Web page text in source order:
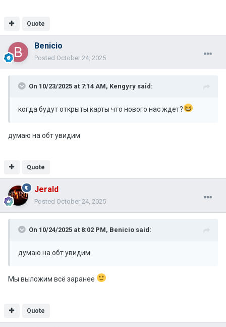
Quote
Benicio
Posted October 24, 2025
On 10/23/2025 at 7:14 AM, Kengyry said:
когда будут открыты карты что нового нас ждет?
думаю на обт увидим
Quote
Jerald
Posted October 24, 2025
On 10/24/2025 at 8:02 PM, Benicio said:
думаю на обт увидим
Мы выложим всё заранее
Quote